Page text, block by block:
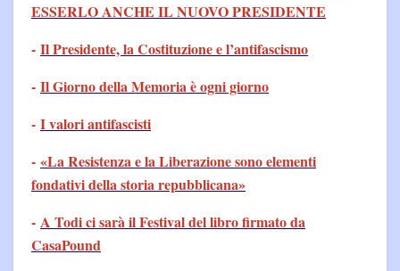
ESSERLO ANCHE IL NUOVO PRESIDENTE
- Il Presidente, la Costituzione e l’antifascismo
- Il Giorno della Memoria è ogni giorno
- I valori antifascisti
- «La Resistenza e la Liberazione sono elementi
fondativi della storia repubblicana»
- A Todi ci sarà il Festival del libro firmato da
CasaPound